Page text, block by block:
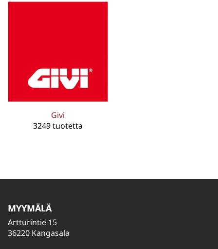
Givi
3249 tuotetta
MYYMÄLÄ
Artturintie 15
36220 Kangasala